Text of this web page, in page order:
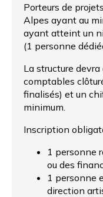
Porteurs de
Alpes ayant au
ayant atteint un
(1 personne
La structure
comptables
finalisés) et un
minimum.
Inscription
1 personne
ou des
1 personne
direction